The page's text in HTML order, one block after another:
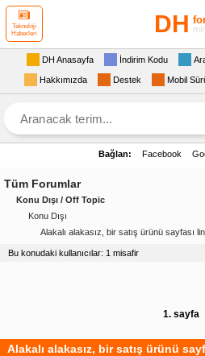
Teknoloji
Haberleri
DH
DH Anasayfa İndirim Kodu
Hakkımızda Destek Mobil
Bağlan: Facebook
Tüm Forumlar
Konu Dışı / Off Topic
Konu Dışı
Alakalı alakasız, bir satış ürünü sayfası
Bu konudaki kullanıcılar: 1 misafir
1. sayfa
Alakalı alakasız, bir satış ürünü